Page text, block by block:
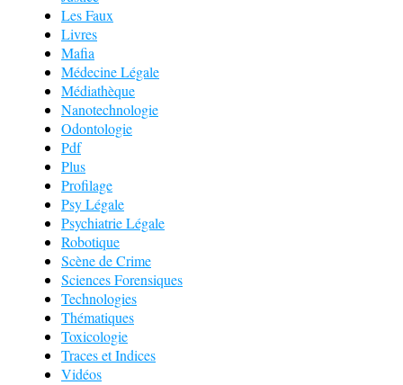
Les Faux
Livres
Mafia
Médecine Légale
Médiathèque
Nanotechnologie
Odontologie
Pdf
Plus
Profilage
Psy Légale
Psychiatrie Légale
Robotique
Scène de Crime
Sciences Forensiques
Technologies
Thématiques
Toxicologie
Traces et Indices
Vidéos